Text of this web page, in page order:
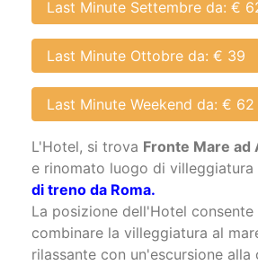
Last Minute Settembre da: €
Last Minute Ottobre da: € 39
Last Minute Weekend da: € 62
L'Hotel, si trova Fronte Mare ad
e rinomato luogo di villeggiatura
di treno da Roma.
La posizione dell'Hotel
combinare la villeggiatura al
rilassante con un'escursione alla